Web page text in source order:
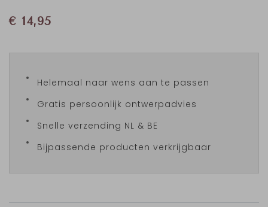
€ 14,95
Helemaal naar wens aan te passen
Gratis persoonlijk ontwerpadvies
Snelle verzending NL & BE
Bijpassende producten verkrijgbaar